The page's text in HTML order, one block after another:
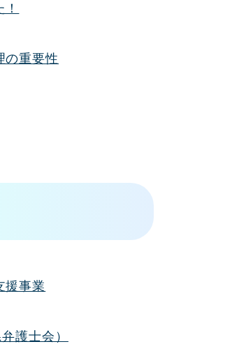
の重要性
援事業
護士会）